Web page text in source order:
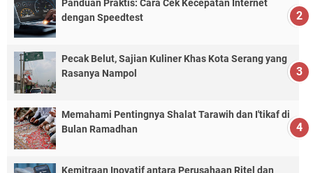
Panduan Praktis: Cara Cek Kecepatan Internet
dengan Speedtest
Pecak Belut, Sajian Kuliner Khas Kota Serang yang
Rasanya Nampol
Memahami Pentingnya Shalat Tarawih dan I'tikaf di
Bulan Ramadhan
Kemitraan Inovatif antara Perusahaan Ritel dan